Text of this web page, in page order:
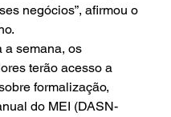
negócios”, afirmou o
a semana, os
terão acesso a
formalização,
do MEI (DASN-